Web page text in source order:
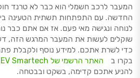
המעבר לרכב חשמלי הוא כבר לא טרנד
החדשה. עם התפתחות תשתית הטעינה
לנוחה ונגישה מאי פעם. אז אם אתם כבר
שוקלים לעשות את המעבר המרגש הזה,
כדי לשרת אתכם. למידע נוסף ולקבלת
בקרו ב
האתר הרשמי של EV Smartech
להניע אתכם קדימה, בשקט ובבטחה.